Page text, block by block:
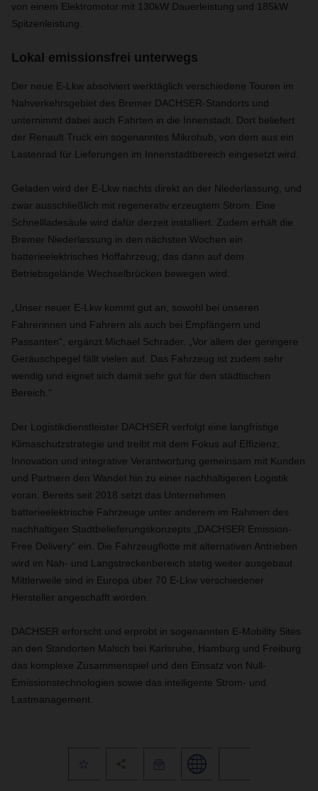
von einem Elektromotor mit 130kW Dauerleistung und 185kW
Spitzenleistung.
Lokal emissionsfrei unterwegs
Der neue E-Lkw absolviert werktäglich verschiedene Touren im
Nahverkehrsgebiet des Bremer DACHSER-Standorts und
unternimmt dabei auch Fahrten in die Innenstadt. Dort beliefert
der Renault Truck ein sogenanntes Mikrohub, von dem aus ein
Lastenrad für Lieferungen im Innenstadtbereich eingesetzt wird.
Geladen wird der E-Lkw nachts direkt an der Niederlassung, und
zwar ausschließlich mit regenerativ erzeugtem Strom. Eine
Schnellladesäule wird dafür derzeit installiert. Zudem erhält die
Bremer Niederlassung in den nächsten Wochen ein
batterieelektrisches Hoffahrzeug, das dann auf dem
Betriebsgelände Wechselbrücken bewegen wird.
„Unser neuer E-Lkw kommt gut an, sowohl bei unseren
Fahrerinnen und Fahrern als auch bei Empfängern und
Passanten“, ergänzt Michael Schrader. „Vor allem der geringere
Geräuschpegel fällt vielen auf. Das Fahrzeug ist zudem sehr
wendig und eignet sich damit sehr gut für den städtischen
Bereich.“
Der Logistikdienstleister DACHSER verfolgt eine langfristige
Klimaschutzstrategie und treibt mit dem Fokus auf Effizienz,
Innovation und integrative Verantwortung gemeinsam mit Kunden
und Partnern den Wandel hin zu einer nachhaltigeren Logistik
voran. Bereits seit 2018 setzt das Unternehmen
batterieelektrische Fahrzeuge unter anderem im Rahmen des
nachhaltigen Stadtbelieferungskonzepts „DACHSER Emission-
Free Delivery“ ein. Die Fahrzeugflotte mit alternativen Antrieben
wird im Nah- und Langstreckenbereich stetig weiter ausgebaut.
Mittlerweile sind in Europa über 70 E-Lkw verschiedener
Hersteller angeschafft worden.
DACHSER erforscht und erprobt in sogenannten E-Mobility Sites
an den Standorten Malsch bei Karlsruhe, Hamburg und Freiburg
das komplexe Zusammenspiel und den Einsatz von Null-
Emissionstechnologien sowie das intelligente Strom- und
Lastmanagement.